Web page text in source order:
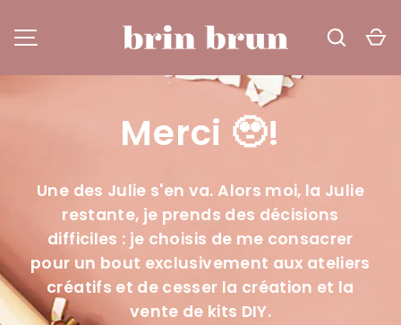
ALLER AU CONTENU brin brun
Merci 🥹!
Une des Julie s'en va. Alors moi, la Julie
restante, je prends des décisions
difficiles : je choisis de me consacrer
pour un bout exclusivement aux ateliers
créatifs et de cesser la création et la
vente de kits DIY.